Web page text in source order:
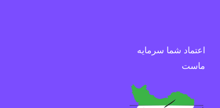
اعتماد شما سرمایه
ماست